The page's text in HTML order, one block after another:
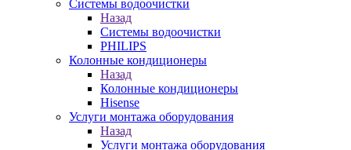
Системы водоочистки
Назад
Системы водоочистки
PHILIPS
Колонные кондиционеры
Назад
Колонные кондиционеры
Hisense
Услуги монтажа оборудования
Назад
Услуги монтажа оборудования